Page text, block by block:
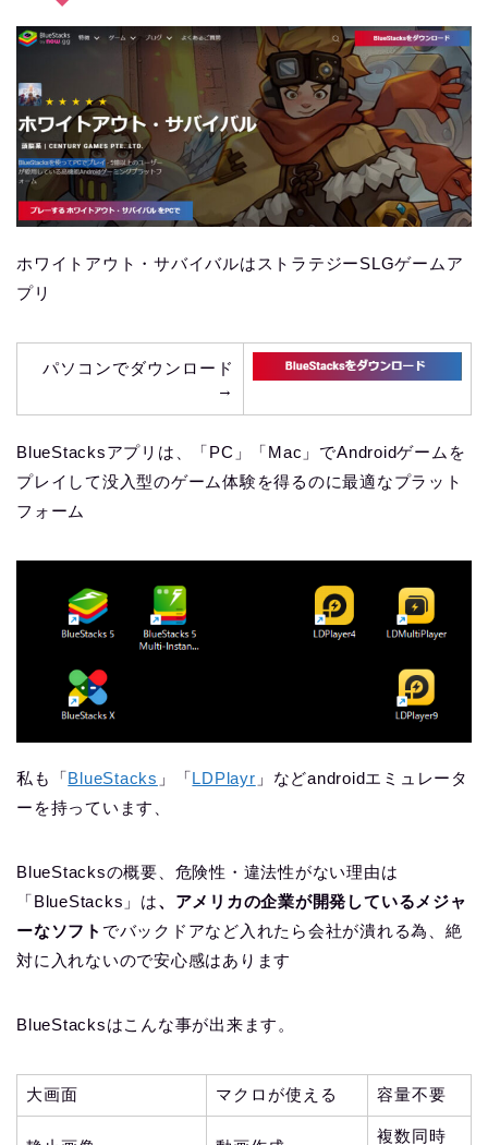
ホワイトアウト・サバイバルはストラテジーSLGゲームア
プリ
パソコンでダウンロード
→
BlueStacksアプリは、「PC」「Mac」でAndroidゲームを
プレイして没入型のゲーム体験を得るのに最適なプラット
フォーム
私も「BlueStacks 」「LDPlayr 」などandroidエミュレータ
ーを持っています、
BlueStacksの概要、危険性・違法性がない理由は
「BlueStacks」は、アメリカの企業が開発しているメジャ
ーなソフト でバックドアなど入れたら会社が潰れる為、絶
対に入れないので安心感はあります
BlueStacksはこんな事が出来ます。
大画面 マクロが使える 容量不要
複数同時